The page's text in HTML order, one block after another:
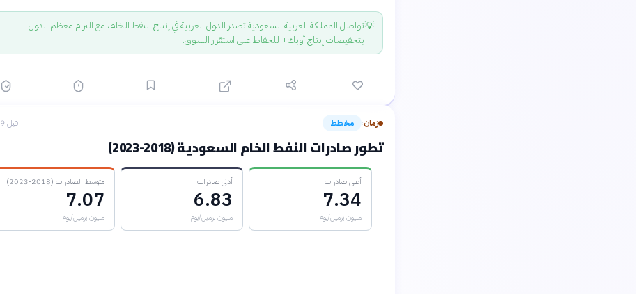
💡تواصل المملكة العربية السعودية تصدر الدول العربية في إنتاج النفط الخام، مع التزام معظم الدول
بتخفيضات إنتاج أوبك+ للحفاظ على استقرار السوق.
زمان› مخطط قبل 19 يومًا
تطور صادرات النفط الخام السعودية (2018-2023)
أعلى صادرات
7.34
مليون برميل/يوم
أدنى صادرات
6.83
مليون برميل/يوم
متوسط الصادرات (2018-2023)
7.07
مليون برميل/يوم